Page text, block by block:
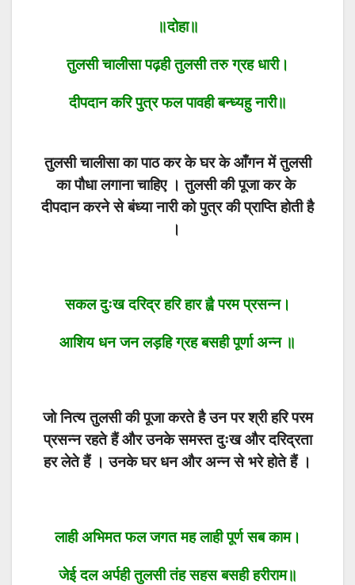
॥दोहा॥
तुलसी चालीसा पढ़ही तुलसी तरु ग्रह धारी।
दीपदान करि पुत्र फल पावही बन्ध्यहु नारी॥
तुलसी चालीसा का पाठ कर के घर के आँगन में तुलसी
का पौधा लगाना चाहिए । तुलसी की पूजा कर के
दीपदान करने से बंध्या नारी को पुत्र की प्राप्ति होती है
।
सकल दुःख दरिद्र हरि हार ह्वै परम प्रसन्न।
आशिय धन जन लड़हि ग्रह बसही पूर्णा अन्न ॥
जो नित्य तुलसी की पूजा करते है उन पर श्री हरि परम
प्रसन्न रहते हैं और उनके समस्त दुःख और दरिद्रता
हर लेते हैं । उनके घर धन और अन्न से भरे होते हैं ।
लाही अभिमत फल जगत मह लाही पूर्ण सब काम।
जेई दल अर्पही तुलसी तंह सहस बसही हरीराम॥